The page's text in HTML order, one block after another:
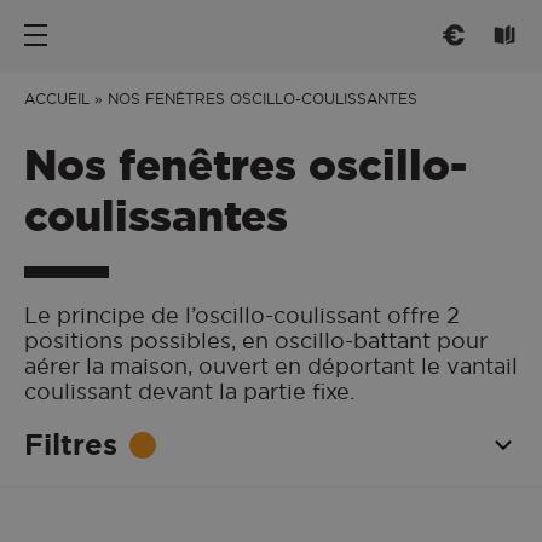
Nos portes d’entrée
PAR TYPE
Portes d’entrée
Portes de service
Portes grand trafic
PAR STYLE
Traditionnelle
Contemporaine
Les fenêtres
PAR TYPE
Fenêtre ouvrant à la française
Fenêtre oscillo-battant
Fenêtre et baie coulissante
Fenêtre et baie à galandage
Fenêtre oscillo-coulissante
Conseils
CHOISIR
Trouver l'inspiration
Mieux comprendre
Réglementation
Savoir-Faire français
CONNECTER
Menuiseries connectées
ACCUEIL » NOS FENÊTRES OSCILLO-COULISSANTES
Nos fenêtres oscillo-
coulissantes
Le principe de l’oscillo-coulissant offre 2
positions possibles, en oscillo-battant pour
aérer la maison, ouvert en déportant le vantail
coulissant devant la partie fixe.
Filtres
APPLIQUER LES FILTRES